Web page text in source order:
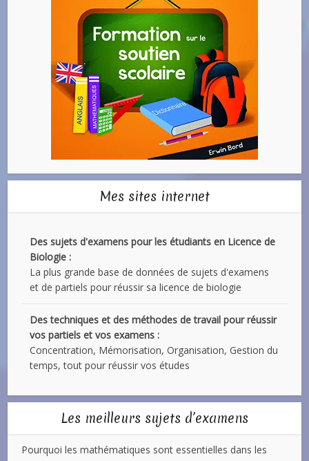
Mes sites internet
Des sujets d'examens pour les étudiants en Licence de
Biologie :
La plus grande base de données de sujets d'examens
et de partiels pour réussir sa licence de biologie
Des techniques et des méthodes de travail pour réussir
vos partiels et vos examens :
Concentration, Mémorisation, Organisation, Gestion du
temps, tout pour réussir vos études
Les meilleurs sujets d’examens
Pourquoi les mathématiques sont essentielles dans les